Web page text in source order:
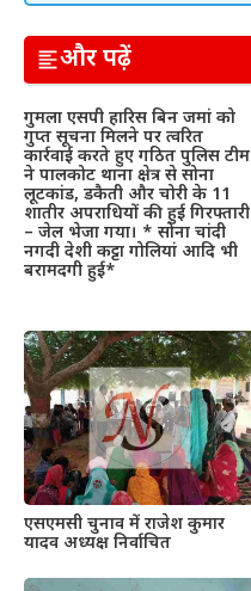
और पढ़ें
गुमला एसपी हारिस बिन जमां को
गुप्त सूचना मिलने पर त्वरित
कार्रवाई करते हुए गठित पुलिस टीम
ने पालकोट थाना क्षेत्र से सोना
लूटकांड, डकैती और चोरी के 11
शातीर अपराधियों की हुई गिरफ्तारी
– जेल भेजा गया। * सोना चांदी
नगदी देशी कट्टा गोलियां आदि भी
बरामदगी हुई*
एसएमसी चुनाव में राजेश कुमार
यादव अध्यक्ष निर्वाचित